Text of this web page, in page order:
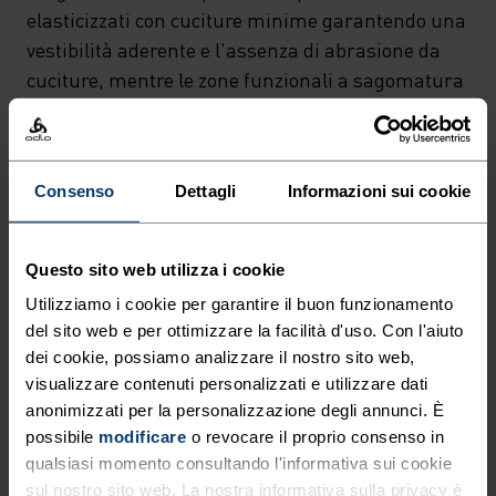
Consenso Dettagli Informazioni sui cookie
Questo sito web utilizza i cookie
Utilizziamo i cookie per garantire il buon funzionamento
del sito web e per ottimizzare la facilità d'uso. Con l'aiuto
dei cookie, possiamo analizzare il nostro sito web,
visualizzare contenuti personalizzati e utilizzare dati
anonimizzati per la personalizzazione degli annunci. È
possibile modificare o revocare il proprio consenso in
qualsiasi momento consultando l'informativa sui cookie
sul nostro sito web. La nostra informativa sulla privacy è
UN COMFORT E UNA
GESTIONE DELL'UMIDITÀ
OTTIMALI. L'INNOVATIVA
TECNICA A MAGLIA
CIRCOLARE 3D PRODUCE
CAPI ALTAMENTE
CUCITURE MINIME
GARANTENDO UNA
VESTIBILITÀ ADERENTE E
L'ASSENZA DI ABRASIONE DA
CUCITURE, MENTRE LE ZONE
FUNZIONALI A SAGOMATURA
elasticizzati con cuciture minime garantendo una
vestibilità aderente e l'assenza di abrasione da
cuciture, mentre le zone funzionali a sagomatura
anatomica offrono traspirazione e ventilazione
ottimali dove serve di più. Le tecnologie Effect e
ZeroScent di Odlo integrate nelle fibre del tessuto
creano una barriera antibatterica permanente
che aiuta i più giovani a rimanere sempre freschi,
anche durante le avventure più scatenate.
intermedi lunghi, i pantaloni Performance Warm
Kids sono un capo indispensabile per il clima
freddo.